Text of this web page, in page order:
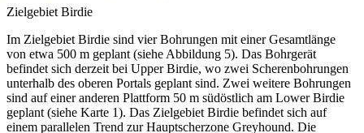
Zielgebiet Birdie
Im Zielgebiet Birdie sind vier Bohrungen mit einer Gesamtlänge
von etwa 500 m geplant (siehe Abbildung 5). Das Bohrgerät
befindet sich derzeit bei Upper Birdie, wo zwei Scherenbohrungen
unterhalb des oberen Portals geplant sind. Zwei weitere Bohrungen
sind auf einer anderen Plattform 50 m südöstlich am Lower Birdie
geplant (siehe Karte 1). Das Zielgebiet Birdie befindet sich auf
einem parallelen Trend zur Hauptscherzone Greyhound. Die